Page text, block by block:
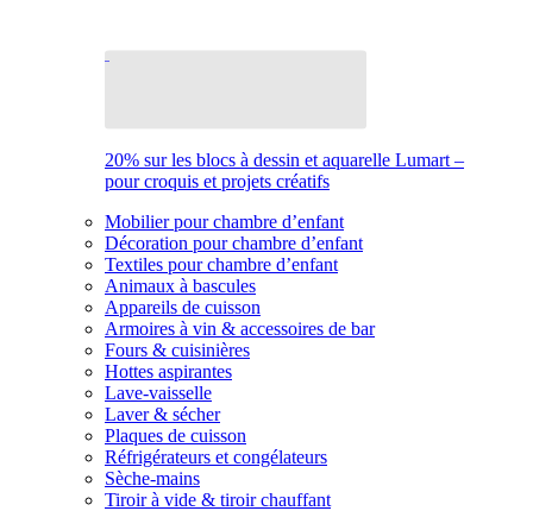
20% sur les blocs à dessin et aquarelle Lumart –
pour croquis et projets créatifs
Mobilier pour chambre d’enfant
Décoration pour chambre d’enfant
Textiles pour chambre d’enfant
Animaux à bascules
Appareils de cuisson
Armoires à vin & accessoires de bar
Fours & cuisinières
Hottes aspirantes
Lave-vaisselle
Laver & sécher
Plaques de cuisson
Réfrigérateurs et congélateurs
Sèche-mains
Tiroir à vide & tiroir chauffant